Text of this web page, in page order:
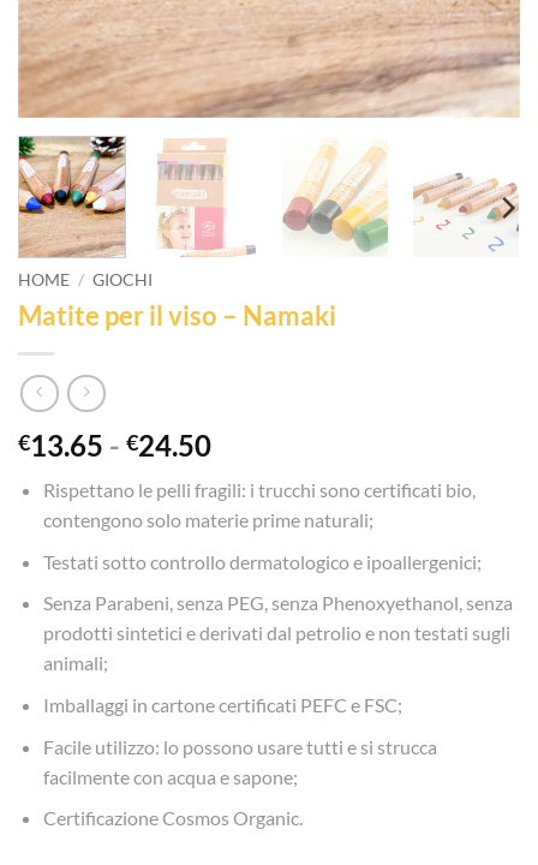
HOME / GIOCHI
Matite per il viso – Namaki
€13.65 - €24.50Fascia
prezzo:
da
€13.65
€24.50
Rispettano le pelli fragili: i trucchi sono certificati bio,
contengono solo materie prime naturali;
Testati sotto controllo dermatologico e ipoallergenici;
Senza Parabeni, senza PEG, senza Phenoxyethanol, senza
prodotti sintetici e derivati dal petrolio e non testati sugli
animali;
Imballaggi in cartone certificati PEFC e FSC;
Facile utilizzo: lo possono usare tutti e si strucca
facilmente con acqua e sapone;
Certificazione Cosmos Organic.